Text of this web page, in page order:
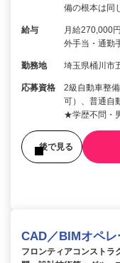
備の根本は同
給与
月給270,000
外手当・通
勤務地 埼玉県桶川市
応募資格
2級自動車整
可）、普通自
★学歴不問・
後で見る
CAD／BIMオペレ
フロンティアコンスト